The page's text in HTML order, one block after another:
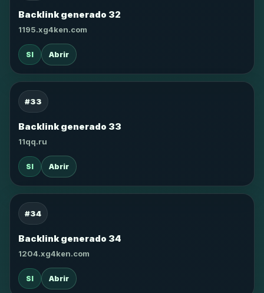
Backlink generado 32
1195.xg4ken.com
SI Abrir
#33
Backlink generado 33
11qq.ru
SI Abrir
#34
Backlink generado 34
1204.xg4ken.com
SI Abrir